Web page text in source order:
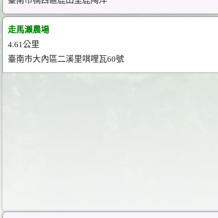
走馬瀨農場
4.61公里
臺南市大內區二溪里唭哩瓦60號